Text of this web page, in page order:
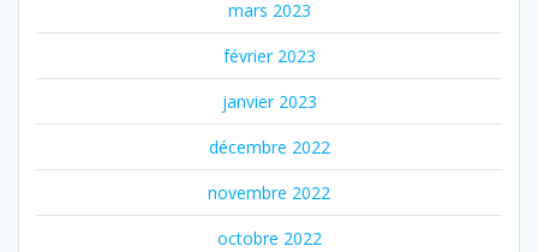
mars 2023
février 2023
janvier 2023
décembre 2022
novembre 2022
octobre 2022